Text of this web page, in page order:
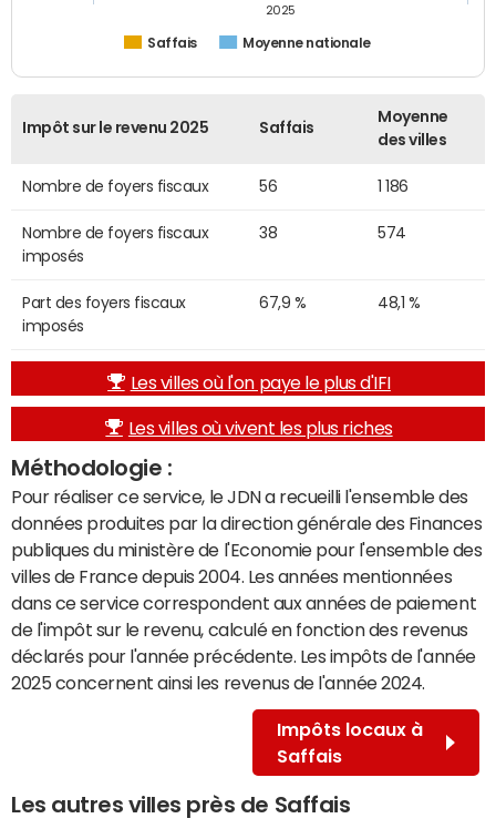
Saffais Moyenne nationale
2025
Impôt sur le revenu 2025 Saffais
Moyenne
des villes
Nombre de foyers fiscaux 56 1 186
Nombre de foyers fiscaux
imposés
38 574
Part des foyers fiscaux
imposés
67,9 % 48,1 %
Les villes où l'on paye le plus d'IFI
Les villes où vivent les plus riches
Méthodologie :
Pour réaliser ce service, le JDN a recueilli l'ensemble des
données produites par la direction générale des Finances
publiques du ministère de l'Economie pour l'ensemble des
villes de France depuis 2004. Les années mentionnées
dans ce service correspondent aux années de paiement
de l'impôt sur le revenu, calculé en fonction des revenus
déclarés pour l'année précédente. Les impôts de l'année
2025 concernent ainsi les revenus de l'année 2024.
Impôts locaux à
Saffais
Les autres villes près de Saffais